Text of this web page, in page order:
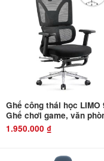
Ghế công thái học LIMO
Ghế chơi game, văn
chức năng xoay ngả 150
có kèm kê chân
1.950.000 ₫